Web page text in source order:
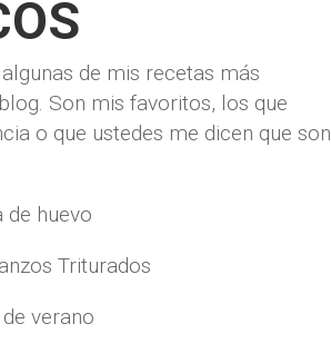
de mis recetas más
Son mis favoritos, los que
o que ustedes me dicen que son
de huevo
Triturados
verano